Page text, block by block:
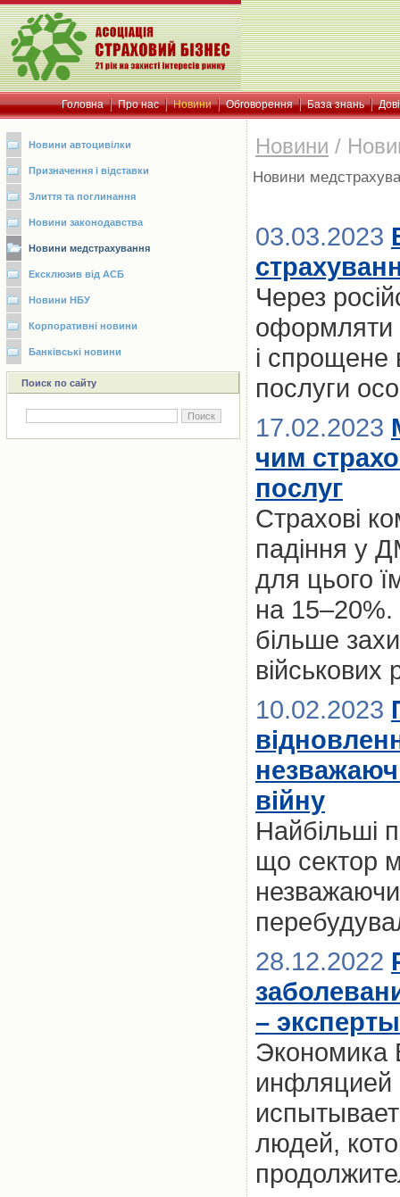
Головна Про нас Новини Обговорення База знань
Новини автоцивілки
Призначення і відставки
Злиття та поглинання
Новини законодавства
Новини медстрахування
Ексклюзив від АСБ
Новини НБУ
Корпоративні новини
Банківські новини
Поиск по сайту
Новини /
Новини
03.03.2023
Через
оформляти
і спрощене
послуги
17.02.2023
чим
послуг
Страхові
падіння у
для цього
на 15–20%.
більше
військових
10.02.2023
війну
Найбільші
що сектор
незважаючи
28.12.2022
– эксперты
Экономика
инфляцией
людей,